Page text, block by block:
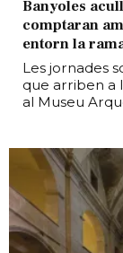
Banyoles
comptaran
entorn la
Les jornades
que arriben a
al Museu